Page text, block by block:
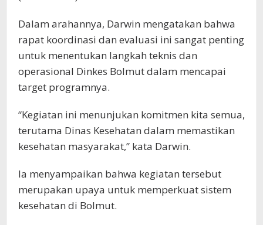
Dalam arahannya, Darwin mengatakan bahwa
rapat koordinasi dan evaluasi ini sangat penting
untuk menentukan langkah teknis dan
operasional Dinkes Bolmut dalam mencapai
target programnya.
“Kegiatan ini menunjukan komitmen kita semua,
terutama Dinas Kesehatan dalam memastikan
kesehatan masyarakat,” kata Darwin.
Ia menyampaikan bahwa kegiatan tersebut
merupakan upaya untuk memperkuat sistem
kesehatan di Bolmut.